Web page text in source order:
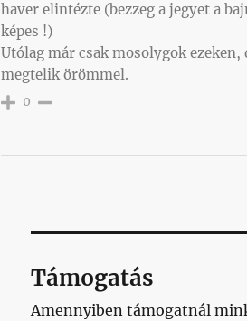
haver elintézte (bezzeg a jegyet a
képes !)
Utólag már csak mosolygok
megtelik örömmel.
0
Támogatás
Amennyiben támogatnál